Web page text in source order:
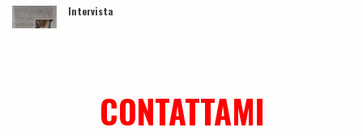
Intervista
CONTATTAMI